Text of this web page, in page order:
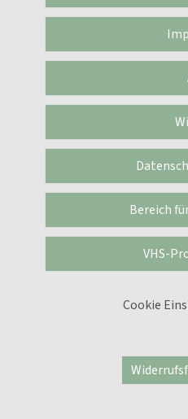
Bereich
VHS-
Cookie